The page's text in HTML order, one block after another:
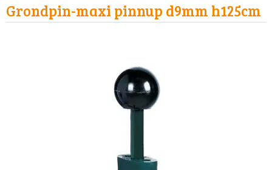
Grondpin-maxi pinnup d9mm h125cm